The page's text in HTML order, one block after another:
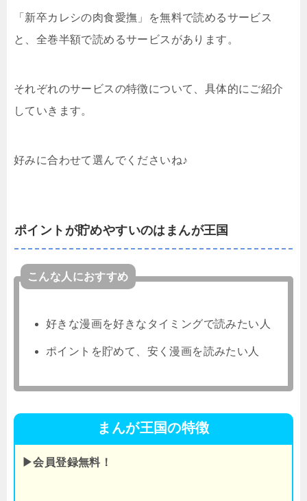
「新卒カレシの肉食愛撫」を無料で読めるサービス
と、全巻半額で読めるサービスがあります。
それぞれのサービスの特徴について、具体的にご紹介
していきます。
好みに合わせて選んでくださいね♪
ポイントが貯めやすいのはまんが王国
こんな人におすすめ
好きな漫画を好きなタイミングで読みたい人
ポイントを貯めて、安く漫画を読みたい人
まんが王国の特徴
▶会員登録無料！